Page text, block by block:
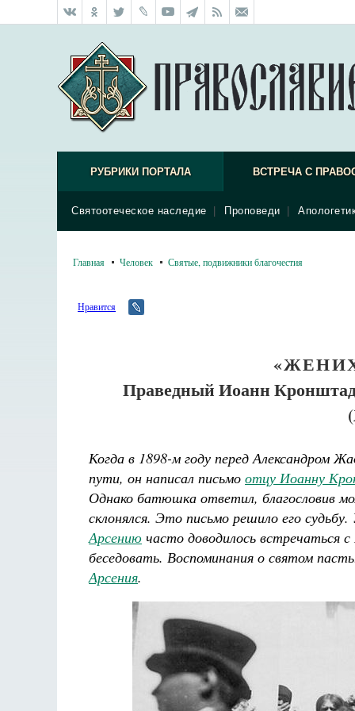
РУБРИКИ ПОРТАЛА ВСТРЕЧА С
Святоотеческое наследие Проповеди
Главная Человек Святые, подвижники благочестия
Нравится
Праведный Иоанн
Когда в 1898-м году перед Александром
пути, он написал письмо отцу Иоанну
Однако батюшка ответил, благословив
склонялся. Это письмо решило его
Арсению часто доводилось
беседовать. Воспоминания о святом
Арсения.
Как найти своё место в жизни